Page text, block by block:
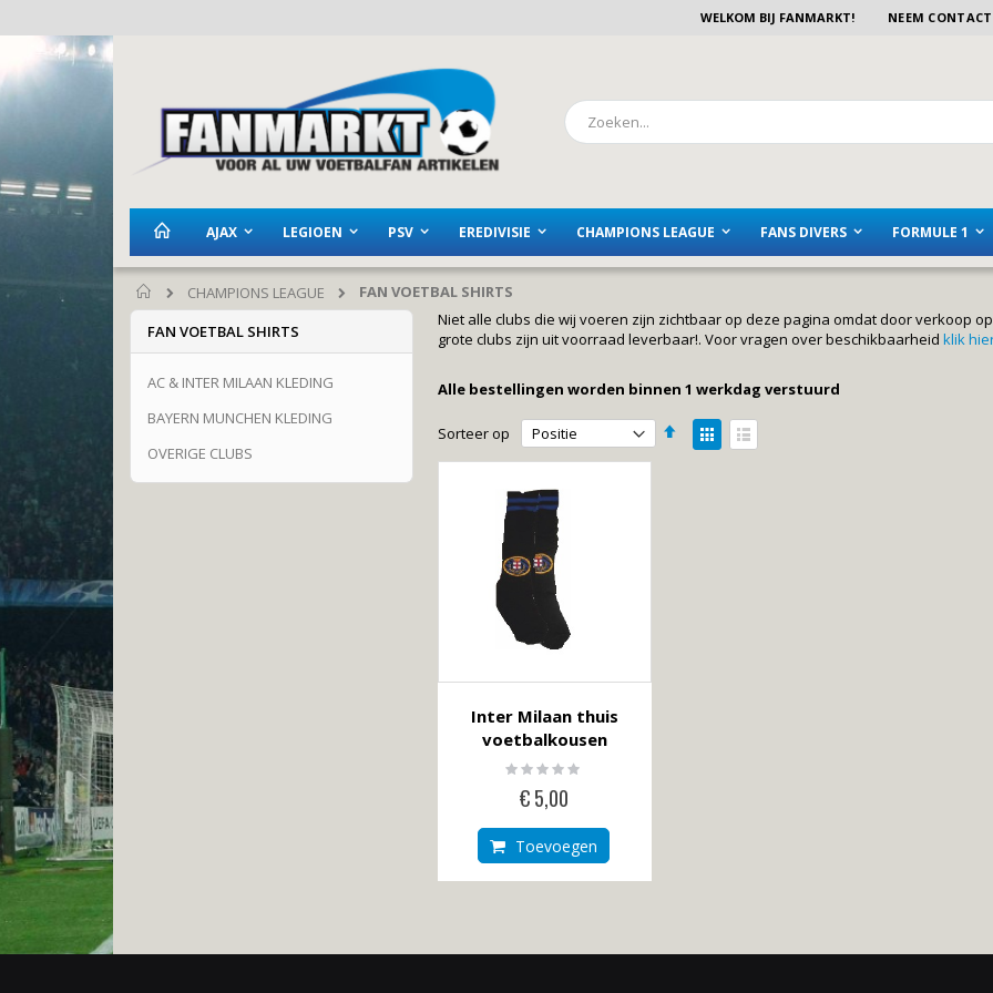
WELKOM BIJ FANMARKT! NEEM
Zoeken
AJAX LEGIOEN PSV EREDIVISIE CHAMPIONS LEAGUE FANS DIVERS FORMULE 1
HomeCHAMPIONS LEAGUE
FAN VOETBAL SHIRTS
Niet alle clubs die wij voeren zijn zichtbaar op deze pagina omdat door verkoop
grote clubs zijn uit voorraad leverbaar!. Voor vragen over beschikbaarheid klik
Alle bestellingen worden binnen 1 werkdag verstuurd
Sorteer op
Van
hoog
Tonen
als
Inter Milaan thuis
voetbalkousen
Rating:
0%
€ 5,00
Toevoegen
FAN VOETBAL SHIRTS
AC & INTER MILAAN KLEDING
BAYERN MUNCHEN KLEDING
OVERIGE CLUBS